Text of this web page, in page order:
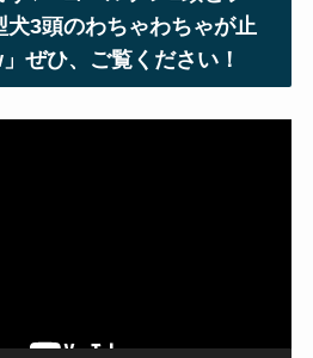
犬3頭のわちゃわちゃが止
ぜひ、ご覧ください！